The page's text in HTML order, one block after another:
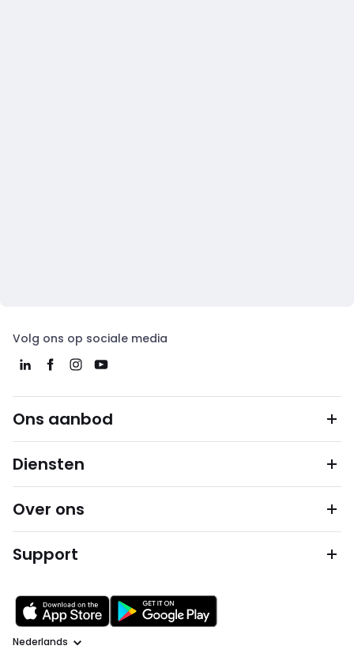
Volg ons op sociale media
Ons aanbod
Diensten
Over ons
Support
Taal